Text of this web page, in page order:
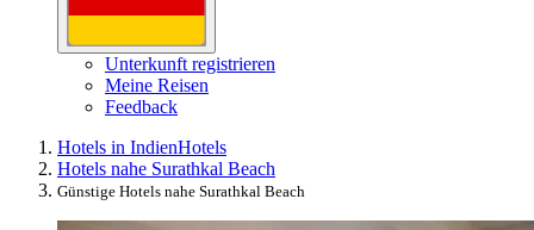
Unterkunft registrieren
Meine Reisen
Feedback
Hotels in IndienHotels
Hotels nahe Surathkal Beach
Günstige Hotels nahe Surathkal Beach